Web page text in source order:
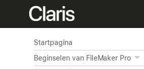
Startpagina
Beginselen van FileMaker Pro